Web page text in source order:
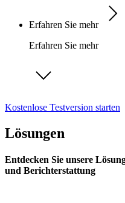
Erfahren Sie mehr
Erfahren Sie mehr
Kostenlose Testversion starten
Lösungen
Entdecken Sie unsere
und Berichterstattung